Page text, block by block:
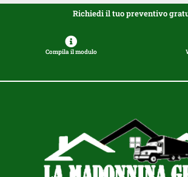
Richiedi il tuo preventivo
Compila il modulo